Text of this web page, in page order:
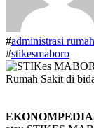
#administrasi
#stikesmaboro